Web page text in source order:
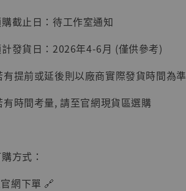
加入購物車
加購優惠【讓子彈飛 鵝城縣長 張麻子 [BK01]】
截止日：待工作室通知
發貨日：2026年4-6月 (僅供參考)
提前或延後則以廠商實際發貨時間為準
有時間考量, 請至官網現貨區選購
方式：
網下單 🔗